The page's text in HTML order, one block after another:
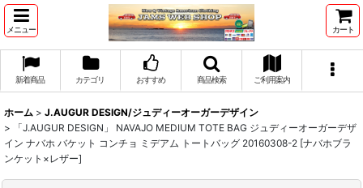
メニュー カート
新着商品 カテゴリ おすすめ 商品検索 ご利用案内
ホーム > J.AUGUR DESIGN/ジュディーオーガーデザイン
>
「J.AUGUR DESIGN」 NAVAJO MEDIUM TOTE BAG ジュディーオーガーデザ
イン ナバホ バケット コンチョ ミデアム トートバッグ 20160308-2 [ナバホブラ
ンケット×レザー]